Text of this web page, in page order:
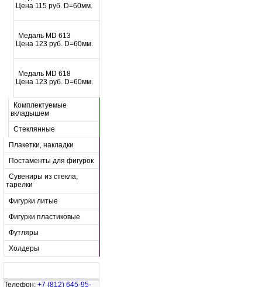
Цена 115 руб. D=60мм.
Mедаль MD 613
Цена 123 руб. D=60мм.
Mедаль MD 618
Цена 123 руб. D=60мм.
Комплектуемые
вкладышем
Стеклянные
Плакетки, накладки
Постаменты для фигурок
Сувениры из стекла,
тарелки
Фигурки литые
Фигурки пластиковые
Футляры
Холдеры
Телефон:+7 (812) 645-95-